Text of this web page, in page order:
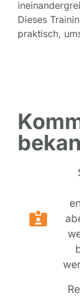
Dieses
praktisch,